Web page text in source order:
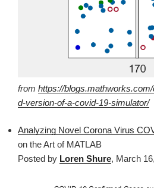
from https://
d-version-of-a-covid-19-simulator/
Analyzing Novel Corona Virus
on the Art of MATLAB
Posted by Loren Shure, March